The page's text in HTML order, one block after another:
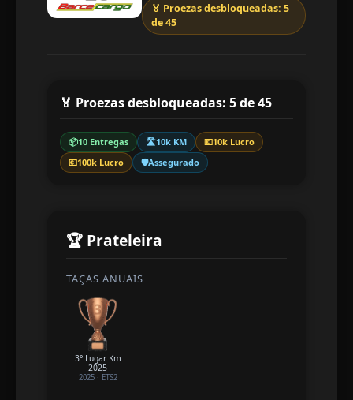
🏅 Proezas desbloqueadas:5
de45
🏅 Proezas desbloqueadas: 5de45
📦10 Entregas 🛣️10k KM 💶10k Lucro
💶100k Lucro 🛡️Assegurado
🏆 Prateleira
TAÇAS ANUAIS
3° Lugar Km
2025
2025· ETS2